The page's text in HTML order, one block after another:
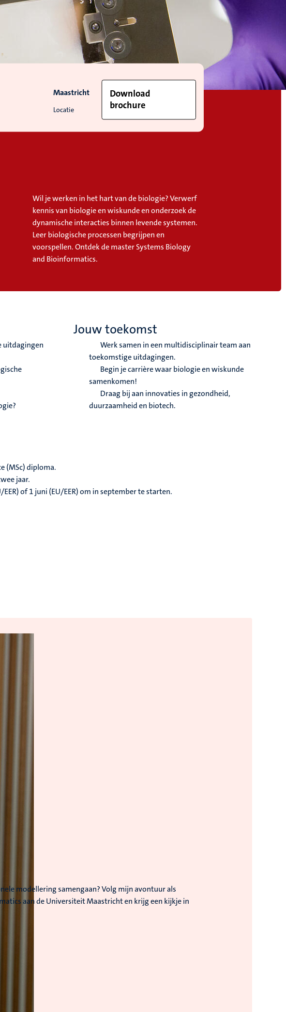
Locatie
Maastricht
Download
brochure
Wil je werken in het hart van de biologie? Verwerf
kennis van biologie en wiskunde en onderzoek de
dynamische interacties binnen levende systemen.
Leer biologische processen begrijpen en
voorspellen. Ontdek de master Systems Biology
and Bioinformatics.
uitdagingen
Jouw toekomst
Werk samen in een multidisciplinair team aan
toekomstige uitdagingen.
Begin je carrière waar biologie en wiskunde
samenkomen!
Draag bij aan innovaties in gezondheid,
duurzaamheid en biotech.
(MSc) diploma.
jaar.
of 1 juni (EU/EER) om in september te starten.
modellering samengaan? Volg mijn avontuur als
aan de Universiteit Maastricht en krijg een kijkje in